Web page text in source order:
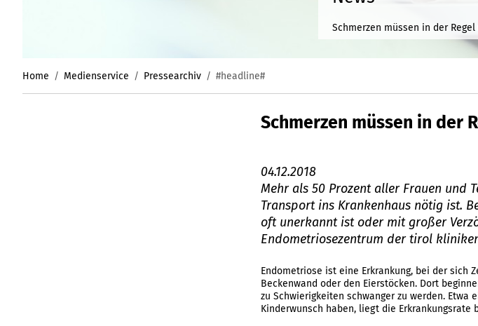
Schmerzen müssen in der
Home Medienservice Pressearchiv #headline#
Schmerzen müssen in der
04.12.2018
Mehr als 50 Prozent aller Frauen und
Transport ins Krankenhaus nötig ist.
oft unerkannt ist oder mit großer
Endometriosezentrum der tirol
Endometriose ist eine Erkrankung, bei der sich
Beckenwand oder den Eierstöcken. Dort
zu Schwierigkeiten schwanger zu werden.
Kinderwunsch haben, liegt die Erkrankungsrate